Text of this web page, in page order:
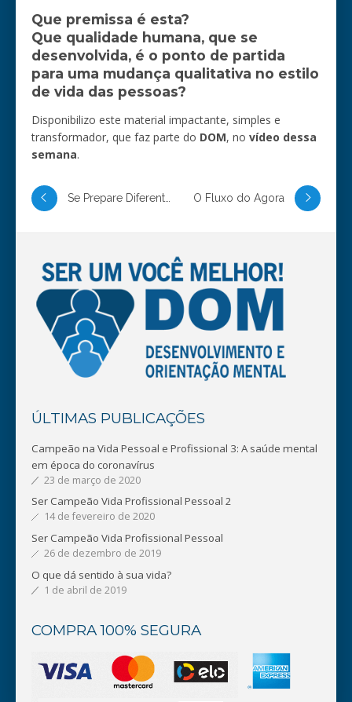
Que premissa é esta?
Que qualidade humana, que se
desenvolvida, é o ponto de partida
para uma mudança qualitativa no estilo
de vida das pessoas?
Disponibilizo este material impactante, simples e
transformador, que faz parte do DOM, no vídeo dessa
semana.
Se Prepare Diferente Para o Novo Ano O Fluxo do Agora
ÚLTIMAS PUBLICAÇÕES
Campeão na Vida Pessoal e Profissional 3: A saúde mental
em época do coronavírus
23 de março de 2020
Ser Campeão Vida Profissional Pessoal 2
14 de fevereiro de 2020
Ser Campeão Vida Profissional Pessoal
26 de dezembro de 2019
O que dá sentido à sua vida?
1 de abril de 2019
COMPRA 100% SEGURA